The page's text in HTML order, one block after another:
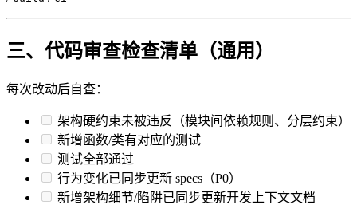
三、代码审查检查清单（通用）
每次改动后自查：
架构硬约束未被违反（模块间依赖规则、分层约束）
新增函数/类有对应的测试
测试全部通过
行为变化已同步更新 specs（P0）
新增架构细节/陷阱已同步更新开发上下文文档